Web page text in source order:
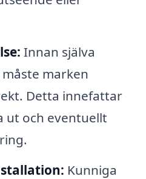
Innan själva
marken
Detta innefattar
ut och eventuellt
Kunniga